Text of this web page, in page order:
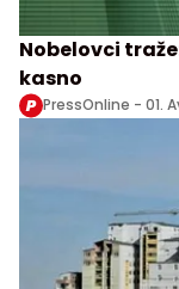
Nobelovci
kasno
PressOnline - 01.